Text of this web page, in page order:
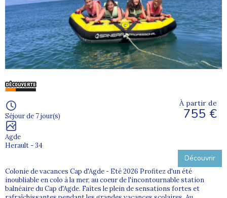
Séjour de 7 jour(s)
Agde
Herault - 34
À partir de
755 €
Découvrir
Colonie de vacances Cap d'Agde - Eté 2026 Profitez d'un été
inoubliable en colo à la mer, au coeur de l'incontournable station
balnéaire du Cap d'Agde. Faîtes le plein de sensations fortes et